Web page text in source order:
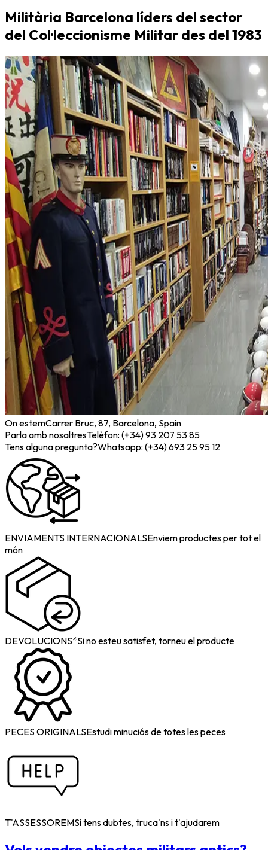
Militària Barcelona líders del sector
del Col·leccionisme Militar des del 1983
On estemCarrer Bruc, 87, Barcelona, Spain
Parla amb nosaltresTelèfon: (+34) 93 207 53 85
Tens alguna pregunta?Whatsapp: (+34) 693 25 95 12
ENVIAMENTS INTERNACIONALSEnviem productes per tot el
món
DEVOLUCIONS*Si no esteu satisfet, torneu el producte
PECES ORIGINALSEstudi minuciós de totes les peces
T'ASSESSOREMSi tens dubtes, truca'ns i t'ajudarem